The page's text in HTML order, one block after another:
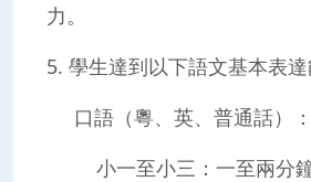
力。
5. 學生達到以下語文基本表達
口語（粵、英、普通話）：
小一至小三：一至兩分鐘